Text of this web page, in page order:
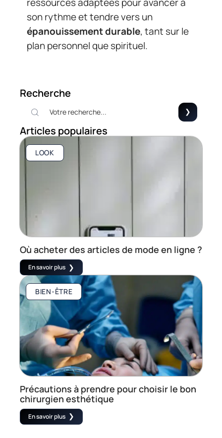
son rythme et tendre vers un
épanouissement durable, tant sur le
plan personnel que spirituel.
Recherche
Articles populaires
LOOK
Où acheter des articles de mode en ligne ?
En savoir plus
BIEN-ÊTRE
Précautions à prendre pour choisir le bon
chirurgien esthétique
En savoir plus